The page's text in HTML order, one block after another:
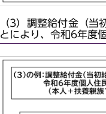
（3）調整給付金（
とにより、令和6年度